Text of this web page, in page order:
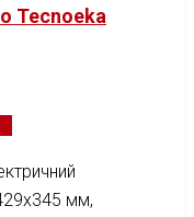
Tecnoeka
мм,